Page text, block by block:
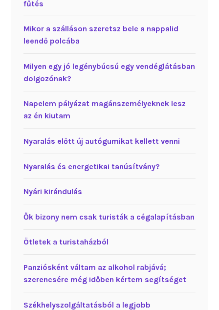
fűtés
Mikor a szálláson szeretsz bele a nappalid
leendő polcába
Milyen egy jó legénybúcsú egy vendéglátásban
dolgozónak?
Napelem pályázat magánszemélyeknek lesz
az én kiutam
Nyaralás előtt új autógumikat kellett venni
Nyaralás és energetikai tanúsítvány?
Nyári kirándulás
Ők bizony nem csak turisták a cégalapításban
Ötletek a turistaházból
Panziósként váltam az alkohol rabjává;
szerencsére még időben kértem segítséget
Székhelyszolgáltatásból a legjobb